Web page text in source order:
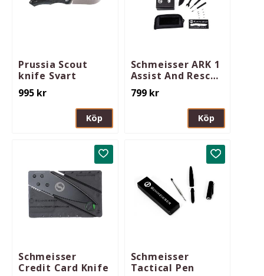
Prussia Scout
knife Svart
995 kr
Köp
Schmeisser ARK 1
Assist And Rescue
knife
799kr
Köp
Schmeisser
Credit Card Knife
Lägg till i favoriter
Schmeisser
Tactical Pen
Lägg till i